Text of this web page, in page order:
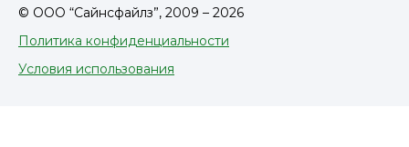
© ООО “Сайнсфайлз”, 2009 – 2026
Политика конфиденциальности
Условия использования